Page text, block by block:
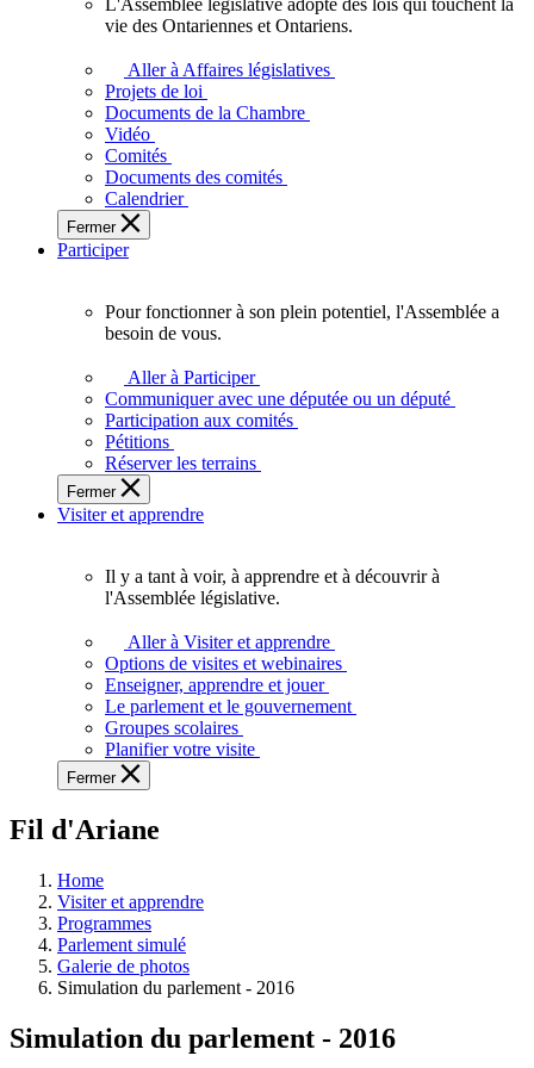
L'Assemblée
adopte
touchent
des
Ontariennes
et
L'Assemblée législative adopte des lois qui touchent la
vie des Ontariennes et Ontariens.
Aller à Affaires législatives
Projets de loi
Documents de la Chambre
Vidéo
Comités
Documents des comités
Calendrier
Fermer
Participer
plein
potentiel,
l'Assemblée
a
besoin
de
Pour fonctionner à son plein potentiel, l'Assemblée a
besoin de vous.
Aller à Participer
Communiquer avec une députée ou un député
Participation aux comités
Pétitions
Réserver les terrains
Fermer
Visiter et apprendre
voir,
apprendre
et
à
à
législative.
Il y a tant à voir, à apprendre et à découvrir à
l'Assemblée législative.
Aller à Visiter et apprendre
Options de visites et webinaires
Enseigner, apprendre et jouer
Le parlement et le gouvernement
Groupes scolaires
Planifier votre visite
Fermer
Fil d'Ariane
Home
Visiter et apprendre
Programmes
Parlement simulé
Galerie de photos
Simulation du parlement - 2016
Simulation du parlement - 2016